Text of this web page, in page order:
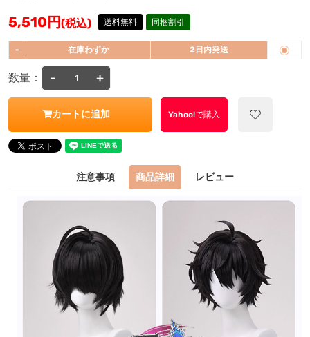
5,510 円(税込) 送料無料 同梱割引
- 在庫わずか 2日内発送
数量： - +
カートに追加 Yahoo!で購入
注意事項 商品詳細 レビュー